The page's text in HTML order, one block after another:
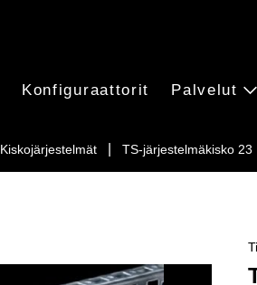
Kiskojärjestelmät TS-järjestelmäkisko 23
Konfiguraattorit Palvelut